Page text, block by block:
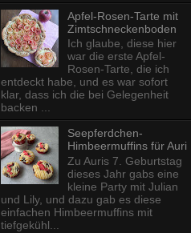
Apfel-Rosen-Tarte mit
Zimtschneckenboden
Ich glaube, diese hier
war die erste Apfel-
Rosen-Tarte, die ich
entdeckt habe, und es war sofort
klar, dass ich die bei Gelegenheit
backen ...
Seepferdchen-
Himbeermuffins für Auri
Zu Auris 7. Geburtstag
dieses Jahr gabs eine
kleine Party mit Julian
und Lily, und dazu gab es diese
einfachen Himbeermuffins mit
tiefgekühl...